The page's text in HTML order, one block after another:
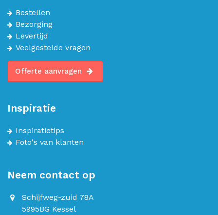
Bestellen
Bezorging
Levertijd
Veelgestelde vragen
Offerte aanvragen
Inspiratie
Inspiratietips
Foto's van klanten
Neem contact op
Schijfweg-zuid 78A
5995BG Kessel